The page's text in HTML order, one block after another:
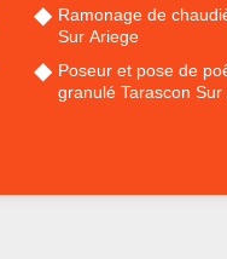
Ramonage de
Sur Ariege
Poseur et pose de
granulé Tarascon Sur